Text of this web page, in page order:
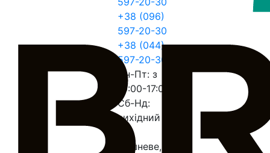
+38 (096)
597-20-30
+38 (044)
597-20-30
Пн-Пт: з
10:00-17:00
Сб-Нд:
вихідний
Вишневе,